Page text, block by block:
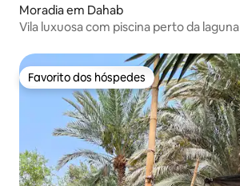
Moradia em Dahab
Vila luxuosa com piscina perto da laguna
Favorito dos hóspedes
Favorito dos hóspedes